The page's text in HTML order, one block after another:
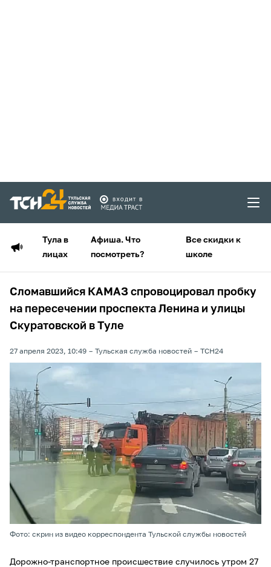
Тула в
лицах
Афиша. Что
посмотреть?
Все скидки к
школе
Сломавшийся КАМАЗ спровоцировал пробку
на пересечении проспекта Ленина и улицы
Скуратовской в Туле
27 апреля 2023, 10:49 Тульская служба новостей ТСН24
Фото: скрин из видео корреспондента Тульской службы новостей
Дорожно-транспортное происшествие случилось утром 27